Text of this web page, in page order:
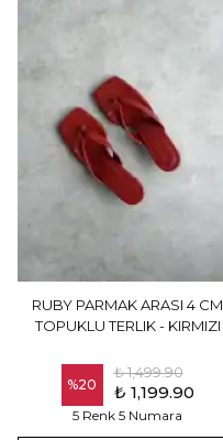
RUBY PARMAK ARASI 4 CM
TOPUKLU TERLIK - KIRMIZI
%20
₺ 1,499.90
₺ 1,199.90
5 Renk 5 Numara